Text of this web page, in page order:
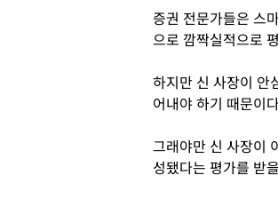
증권 전문가들은 스
으로 깜짝실적으로
하지만 신 사장이 안
어내야 하기 때문이
그래야만 신 사장이
성됐다는 평가를 받